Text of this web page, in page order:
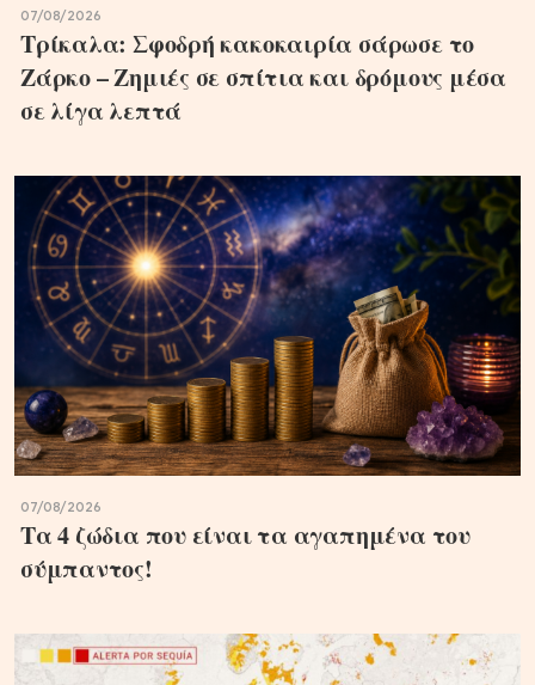
07/08/2026
Τρίκαλα: Σφοδρή κακοκαιρία σάρωσε το
Ζάρκο – Ζημιές σε σπίτια και δρόμους μέσα
σε λίγα λεπτά
07/08/2026
Τα 4 ζώδια που είναι τα αγαπημένα του
σύμπαντος!